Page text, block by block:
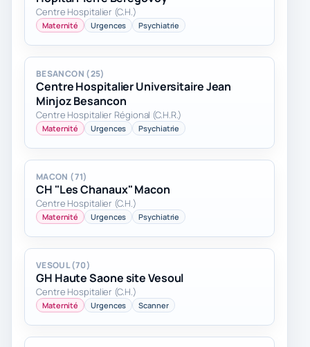
Centre Hospitalier (C.H.)
Maternité Urgences Psychiatrie
BESANCON (25)
Centre Hospitalier Universitaire Jean
Minjoz Besancon
Centre Hospitalier Régional (C.H.R.)
Maternité Urgences Psychiatrie
MACON (71)
CH "Les Chanaux" Macon
Centre Hospitalier (C.H.)
Maternité Urgences Psychiatrie
VESOUL (70)
GH Haute Saone site Vesoul
Centre Hospitalier (C.H.)
Maternité Urgences Scanner